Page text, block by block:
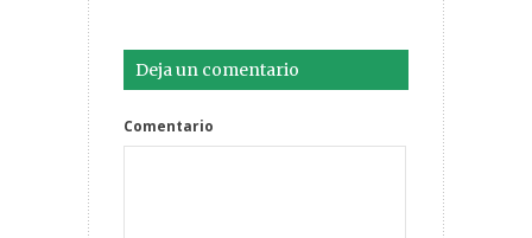
Deja un comentario
Comentario